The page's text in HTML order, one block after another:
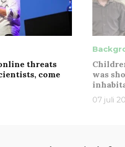
threats
come
was
07 juli